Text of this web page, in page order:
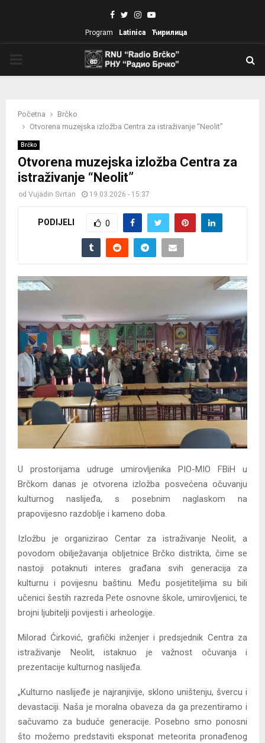
Facebook
TwitterInstagram
Youtube
Program Latinica Ћирилица
Početna
Brčko
Otvorena muzejska izložba Centra za istraživanje “Neolit”
Brčko
Otvorena muzejska izložba Centra za
istraživanje “Neolit”
od Vujadin Svrtan 19.03.2026 - 15:37
PODIJELI 0
U prostorijama udruge umirovljenika PIO-MIO FBiH u
Brčkom danas je otvorena izložba posvećena očuvanju
kulturnog naslijeđa, s posebnim naglaskom na
prapovijesno razdoblje i kameno doba.
Izložbu je organizirao Centar za istraživanje Neolit, a
povodom obilježavanja obljetnice Brčko distrikta, čime se
nastoji potaknuti interes građana svih generacija za
kulturnu i povijesnu baštinu. Među posjetiteljima su bili
učenici šestih razreda Pete osnovne škole, umirovljenici, te
brojni ljubitelji povijesti i arheologije.
Milorad Ćirković, grafički inženjer i predsjednik Centra za
istraživanje Neolit, istaknuo je važnost očuvanja i
prezentacije kulturnog naslijeđa.
„Kulturno naslijeđe je najranjivije, sklono uništenju, švercu i
devastaciji. Naša je moralna obaveza da ga prezentiramo i
sačuvamo za buduće generacije. Posebno smo ponosni
što možemo predstaviti eksponat meteorita pronađenog